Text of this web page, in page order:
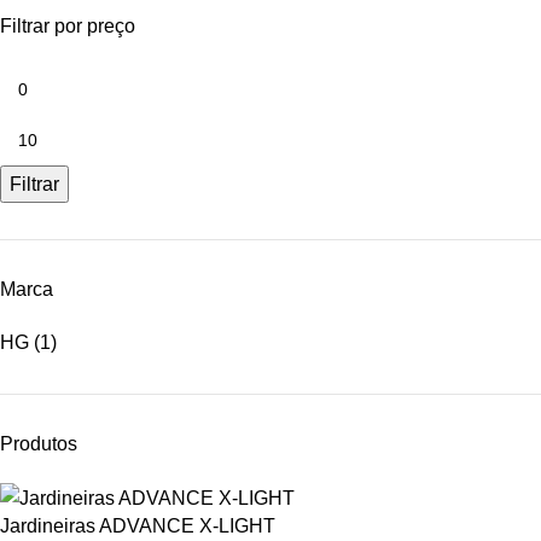
Filtrar por preço
Filtrar
Marca
HG (1)
Produtos
Jardineiras ADVANCE X-LIGHT